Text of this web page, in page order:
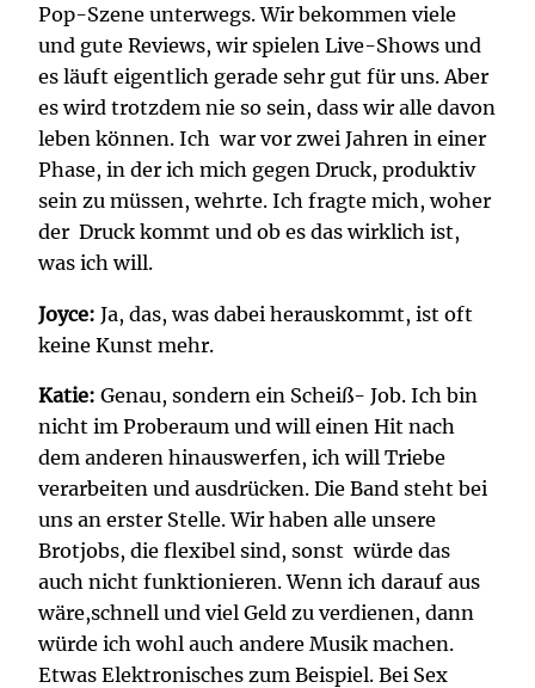
Pop-Szene unterwegs. Wir bekommen viele
und gute Reviews, wir spielen Live-Shows und
es läuft eigentlich gerade sehr gut für uns. Aber
es wird trotzdem nie so sein, dass wir alle davon
leben können. Ich war vor zwei Jahren in einer
Phase, in der ich mich gegen Druck, produktiv
sein zu müssen, wehrte. Ich fragte mich, woher
der Druck kommt und ob es das wirklich ist,
was ich will.
Joyce: Ja, das, was dabei herauskommt, ist oft
keine Kunst mehr.
Katie: Genau, sondern ein Scheiß- Job. Ich bin
nicht im Proberaum und will einen Hit nach
dem anderen hinauswerfen, ich will Triebe
verarbeiten und ausdrücken. Die Band steht bei
uns an erster Stelle. Wir haben alle unsere
Brotjobs, die flexibel sind, sonst würde das
auch nicht funktionieren. Wenn ich darauf aus
wäre,schnell und viel Geld zu verdienen, dann
würde ich wohl auch andere Musik machen.
Etwas Elektronisches zum Beispiel. Bei Sex